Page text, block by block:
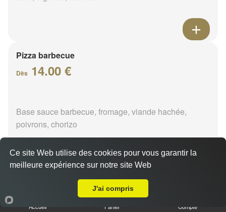
Pizza barbecue
Dès 14.00 €
Base sauce barbecue, fromage, viande hachée,
poivrons, chorizo
Accueil Panier Compte
Ce site Web utilise des cookies pour vous garantir la
meilleure expérience sur notre site Web
J'ai compris